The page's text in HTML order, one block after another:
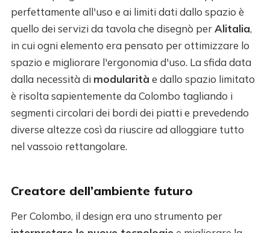
perfettamente all'uso e ai limiti dati dallo spazio è
quello dei servizi da tavola che disegnò perAlitalia,
in cui ogni elemento era pensato per ottimizzare lo
spazio e migliorare l'ergonomia d'uso. La sfida data
dalla necessità di modularità e dallo spazio limitato
è risolta sapientemente da Colombo tagliando i
segmenti circolari dei bordi dei piatti e prevedendo
diverse altezze così da riuscire ad alloggiare tutto
nel vassoio rettangolare.
Creatore dell’ambiente futuro
Per Colombo, il design era uno strumento per